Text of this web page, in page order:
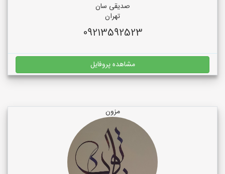
صدیقی سان
تهران
09213592523
مشاهده پروفایل
مزون